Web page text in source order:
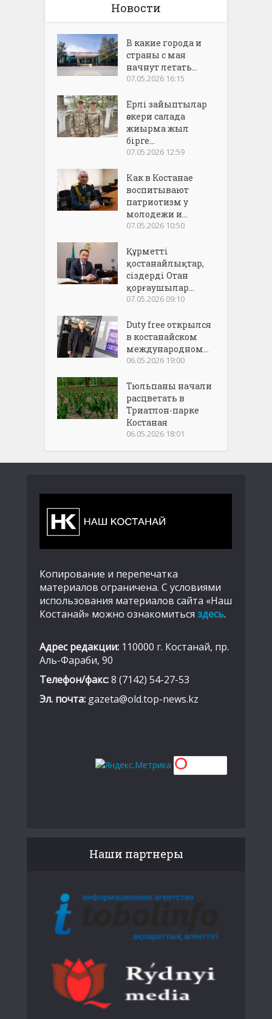
Новости
В какие города и
страны с мая
начнут летать...
07.05.2026 16:15
Ерлі зайыптылар
әскери салада
жиырма жыл
бірге...
07.05.2026 12:59
Как в Костанае
воспитывают
патриотизм у
молодежи и...
07.05.2026 10:50
Құрметті
қостанайлықтар,
сіздерді Отан
қорғаушылар...
07.05.2026 09:10
Duty free открылся
в костанайском
международном...
06.05.2026 19:00
Тюльпаны начали
расцветать в
Триатлон-парке
Костаная
06.05.2026 18:01
Копирование и перепечатка
материалов ограничена. С условиями
использования материалов сайта «Наш
Костанай» можно ознакомиться здесь.
Адрес редакции: 110000 г. Костанай, пр.
Аль-Фараби, 90
Телефон/факс:8 (7142) 54-27-53
Эл. почта: gazeta@old.top-news.kz
Наши партнеры